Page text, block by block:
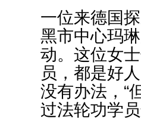
一位来德国
黑市中心玛
动。这位女
员，都是好
没有办法，“
过法轮功学